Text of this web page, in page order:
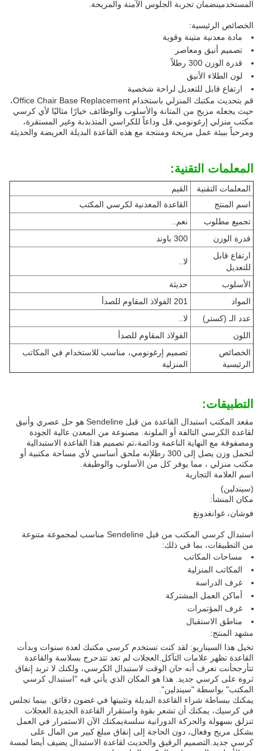
المستخدمينضمان تجربة الجلوس الآمنة والمريحة.
الخصائص الرئيسية:
مادة معدنية متينة وقوية
تصميم أنيق ومعاصر
قدرة الوزن 300 رطلاً
لون الطلاء الأنيق
ارتفاع قابل للتعديل لراحة شخصية
قم بتحديث مكتبك المنزلي باستخدام Office Chair Base Replacement،
حيث يجعله مزيج من المتانة والأسلوب والوظائف خيارًا مثاليًا لأي كرسي
مكتب منزلي إرغونومي.قل وداعاً للكراسي المتذبذبة وغير المستقرة،
ومرحباً ببيئة عمل مريحة ومنتجة مع هذه القاعدة البديلة العريضة والحديثة
المعلمات التقنية:
المعلمات التقنية
القيم
اسم المنتج
القاعدة المعدنية لكرسي المكتب
تجميع مطلوب
نعم..
قدرة الوزن
300 باوند
ارتفاع قابل
للتعديل
لا..
الأسلوب
حديثة
المواد
201 الفولاذ المقاوم للصدأ
عدد الـ (كستر)
لا..
اللون
الفولاذ المقاوم للصدأ
الخصائص
الرئيسية
تصميم إرغونومي، مناسب للاستخدام في المكاتب
المنزلية
التطبيقات:
مقعد المكتب استبدال القاعدة من قبل Sendeline هو حل عصري وأنيق
لقاعدة الكرسي التالفة أو الملونة. مصنوعة من المعدن عالية الجودة
ومصفوفة مع النهاية الناعمة ودائمة،تم تصميم هذا القاعدة الاستبدالية
لتحمل وزن يصل إلى 300 رطلإنه ملحق أساسي لأي مساحة مكتبية أو
مكتب منزلي ، مما يوفر كل من الأسلوب والوظيفة.
اسم العلامة التجارية
(سيندلين)
مكان المنشأ:
فوشان، غوانغدونغ
استبدال كرسي المكتب من قبل Sendeline مناسب لمجموعة متنوعة
من التطبيقات، بما في ذلك:
مساحات المكاتب
المكاتب المنزلية
غرف الدراسة
أماكن العمل المشتركة
غرف المؤتمرات
مناطق الاستقبال
مشهد المنتج:
تخيل هذا السيناريو: لقد كنت تستخدم كرسي مكتبك لعدة سنوات وبدأت
القاعدة تظهر علامات التآكل.العجلات لم تعد تتدحرج بسلاسة والقاعدة
تتأرجحأنت تعرف أنه حان الوقت لاستبدال الكرسي، ولكنك لا تريد إنفاق
ثروة على كرسي جديد. هذا هو المكان الذي يأتي فيه "استبدال كرسي
المكتب" بواسطة "سيندلين".
يمكنك ببساطة شراء القاعدة البديلة وتثبيتها في غضون دقائق. بينما تجلس
في كرسيك، يمكنك أن تشعر بقوة واستقرار القاعدة الجديدة.العجلات
تنزلق بسهولة والحركة الدورانية سلسةيمكنك الآن الاستمرار في العمل
بشكل مريح وفعال، دون الحاجة إلى إنفاق مبلغ كبير من المال على
كرسي جديد.التصميم الرقيق والحديث لقاعدة الاستبدال يضيف أيضا لمسة